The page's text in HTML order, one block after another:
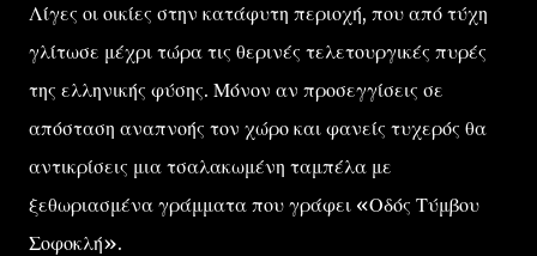
Λίγες οι οικίες στην κατάφυτη περιοχή, που από τύχη
γλίτωσε μέχρι τώρα τις θερινές τελετουργικές πυρές
της ελληνικής φύσης. Μόνον αν προσεγγίσεις σε
απόσταση αναπνοής τον χώρο και φανείς τυχερός θα
αντικρίσεις μια τσαλακωμένη ταμπέλα με
ξεθωριασμένα γράμματα που γράφει «Οδός Τύμβου
Σοφοκλή».